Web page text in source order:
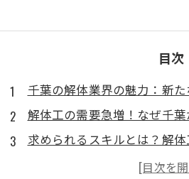
目次
千葉の解体業界の魅力：新
解体工の需要急増！なぜ千
求められるスキルとは？解
稼げる解体工への道：キャリ